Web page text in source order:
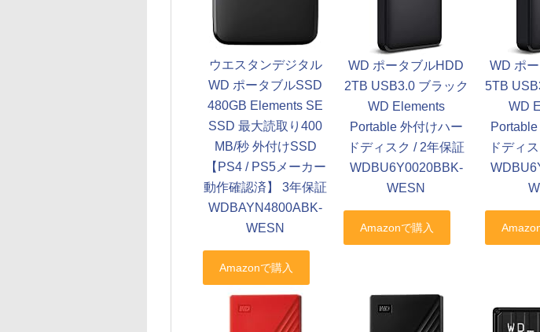
ウエスタンデジタル
WD ポータブルSSD
480GB Elements SE
SSD 最大読取り400
MB/秒 外付けSSD
【PS4 / PS5メーカー
動作確認済】 3年保証
WDBAYN4800ABK-
WESN
WD ポータブルHDD
2TB USB3.0 ブラック
WD Elements
Portable 外付けハー
ドディスク / 2年保証
WDBU6Y0020BBK-
WESN
WD ポ
5TB
WD
ドディ